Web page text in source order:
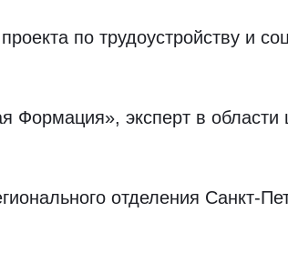
по трудоустройству и
эксперт в области
отделения Санкт-